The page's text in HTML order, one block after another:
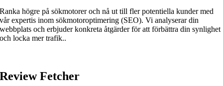
Ranka högre på sökmotorer och nå ut till fler potentiella kunder med
vår expertis inom sökmotoroptimering (SEO). Vi analyserar din
webbplats och erbjuder konkreta åtgärder för att förbättra din synlighet
och locka mer trafik..
Review Fetcher